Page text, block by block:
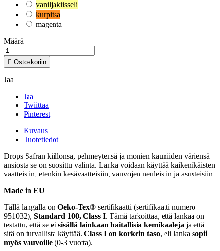
vaniljakiisseli
kurpitsa
magenta
Määrä
 Ostoskoriin
Jaa
Jaa
Twiittaa
Pinterest
Kuvaus
Tuotetiedot
Drops Safran kiillonsa, pehmeytensä ja monien kauniiden väriensä
ansiosta se on suosittu valinta. Lanka voidaan käyttää kaikenikäisten
vaatteisiin, etenkin kesävaatteisiin, vauvojen neuleisiin ja asusteisiin.
Made in EU
Tällä langalla on Oeko-Tex® sertifikaatti (sertifikaatti numero
951032), Standard 100, Class I. Tämä tarkoittaa, että lankaa on
testattu, että se ei sisällä lainkaan haitallisia kemikaaleja ja että
sitä on turvallista käyttää. Class I on korkein taso, eli lanka sopii
myös vauvoille (0-3 vuotta).